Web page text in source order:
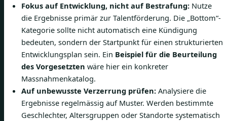
Fokus auf Entwicklung, nicht auf Bestrafung: Nutze
die Ergebnisse primär zur Talentförderung. Die „Bottom“-
Kategorie sollte nicht automatisch eine Kündigung
bedeuten, sondern der Startpunkt für einen strukturierten
Entwicklungsplan sein. Ein Beispiel für die Beurteilung
des Vorgesetzten wäre hier ein konkreter
Massnahmenkatalog.
Auf unbewusste Verzerrung prüfen: Analysiere die
Ergebnisse regelmässig auf Muster. Werden bestimmte
Geschlechter, Altersgruppen oder Standorte systematisch